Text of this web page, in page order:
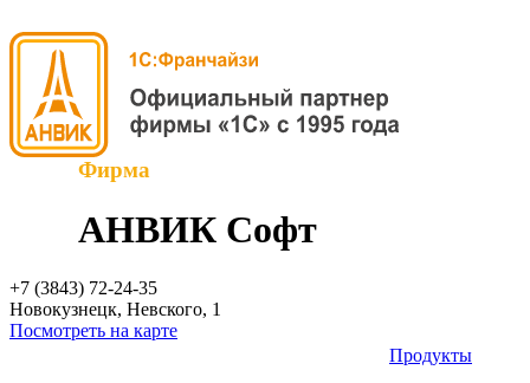
Фирма
АНВИК Софт
+7 (3843) 72-24-35
Новокузнецк, Невского, 1
Посмотреть на карте
Продукты